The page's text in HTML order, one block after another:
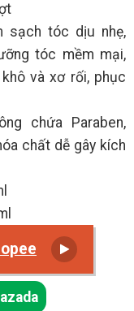
sạch tóc dịu nhẹ,
tóc mềm mại,
và xơ rối, phục
chứa Paraben,
chất dễ gây kích